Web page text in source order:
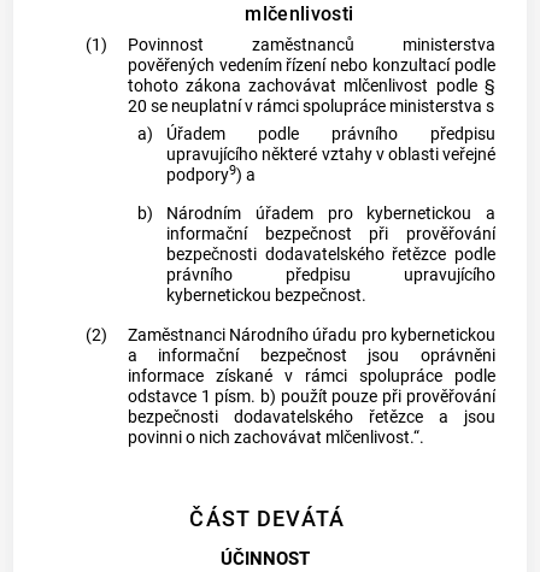
mlčenlivosti
(1)
Povinnost zaměstnanců ministerstva
pověřených vedením řízení nebo konzultací podle
tohoto zákona zachovávat mlčenlivost podle §
20 se neuplatní v rámci spolupráce ministerstva s
a)
Úřadem podle právního předpisu
upravujícího některé vztahy v oblasti veřejné
podpory9) a
b)
Národním úřadem pro kybernetickou a
informační bezpečnost při prověřování
bezpečnosti dodavatelského řetězce podle
právního předpisu upravujícího
kybernetickou bezpečnost.
(2)
Zaměstnanci Národního úřadu pro kybernetickou
a informační bezpečnost jsou oprávněni
informace získané v rámci spolupráce podle
odstavce 1 písm. b) použít pouze při prověřování
bezpečnosti dodavatelského řetězce a jsou
povinni o nich zachovávat mlčenlivost.“.
ČÁST DEVÁTÁ
ÚČINNOST